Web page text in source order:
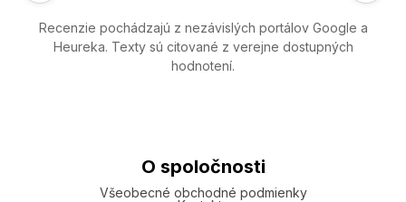
Recenzie pochádzajú z nezávislých portálov Google a
Heureka. Texty sú citované z verejne dostupných
hodnotení.
O spoločnosti
Všeobecné obchodné podmienky